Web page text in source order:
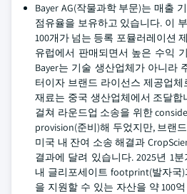
Bayer AG(작물과학 부문)는 매출
점유율을 보유하고 있습니다. 이
100개가 넘는 등록 포뮬러레이션
유럽에서 판매되면서 높은 수익
Bayer는 기술 생산업체가 아니라
터이자 브랜드 라이선스 제공업
재료는 중국 생산업체에서 조달합
걸쳐 라운드업 소송을 위한
provision(준비)해 두었지만, 브랜
미국 내 잔여 소송 해결과
결과에 달려 있습니다. 2025년 1
내 글리포세이트 footprint(발자국
을 지원할 수 있는 자산을 약 100